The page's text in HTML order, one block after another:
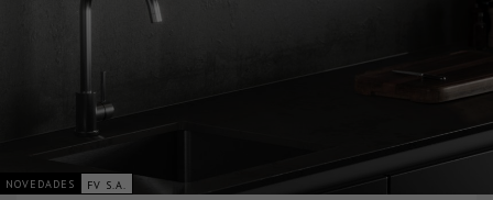
NOVEDADES FV S.A.